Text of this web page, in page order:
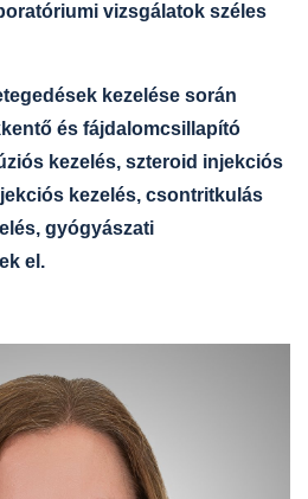
vizsgálatok széles
kezelése során
és fájdalomcsillapító
kezelés, szteroid injekciós
kezelés, csontritkulás
gyógyászati
el.